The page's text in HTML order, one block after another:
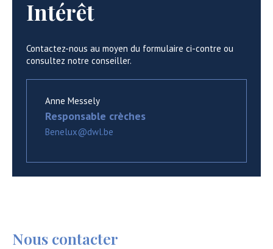
Intérêt
Contactez-nous au moyen du formulaire ci-contre ou
consultez notre conseiller.
Anne Messely
Responsable crèches
Benelux@dwl.be
Nous contacter